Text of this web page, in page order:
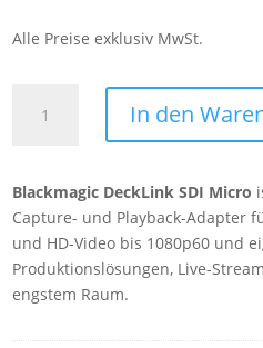
Alle Preise exklusiv MwSt.
DeckLink
Menge
In den
Blackmagic DeckLink SDI Micro
Capture- und Playback-Adapter
und HD-Video bis 1080p60 und
Produktionslösungen, Live-
engstem Raum.